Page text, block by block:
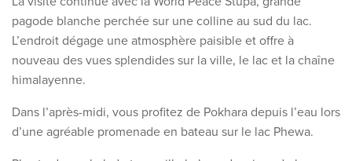
pagode blanche perchée sur une colline au sud du lac.
L’endroit dégage une atmosphère paisible et offre à
nouveau des vues splendides sur la ville, le lac et la chaîne
himalayenne.
Dans l’après-midi, vous profitez de Pokhara depuis l’eau lors
d’une agréable promenade en bateau sur le lac Phewa.